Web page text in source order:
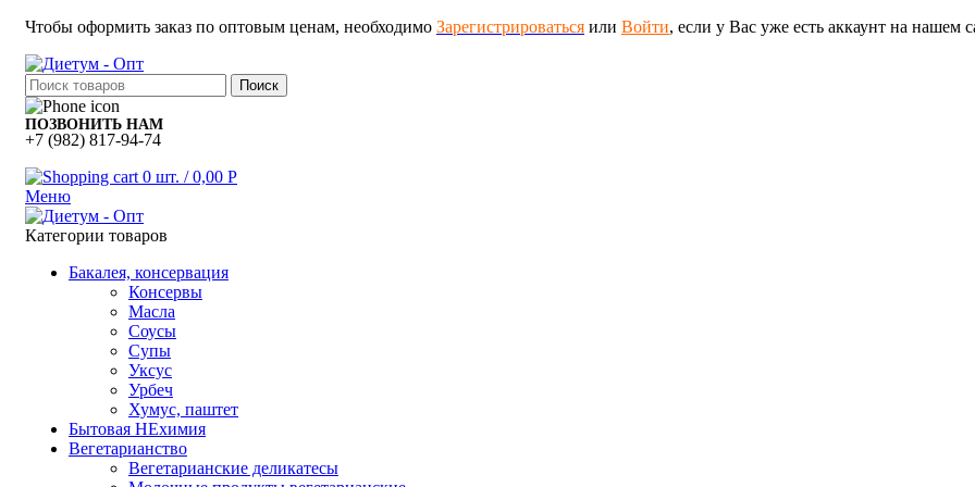
Чтобы оформить заказ по оптовым ценам, необходимо Зарегистрироваться или Войти, если у Вас уже есть аккаунт на нашем
Поиск
ПОЗВОНИТЬ НАМ
+7 (982) 817-94-74
0 шт. / 0,00 Р
Меню
Категории товаров
Бакалея, консервация
Консервы
Масла
Соусы
Супы
Уксус
Урбеч
Хумус, паштет
Бытовая НЕхимия
Вегетарианство
Вегетарианские деликатесы